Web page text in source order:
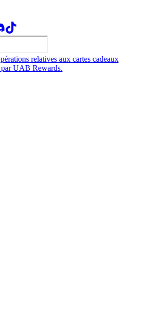
relatives aux cartes cadeaux
par UAB Rewards.